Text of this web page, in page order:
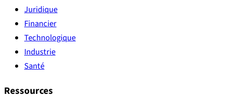
Juridique
Financier
Technologique
Industrie
Santé
Ressources